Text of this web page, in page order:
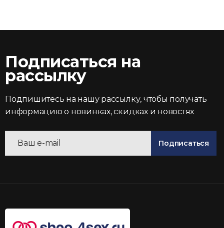
Подписаться на
рассылку
Подпишитесь на нашу рассылку, чтобы получать
информацию о новинках, скидках и новостях
Подписаться